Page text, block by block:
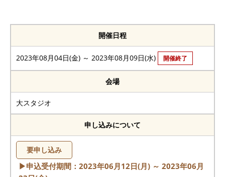
開催日程
2023年08月04日(金) ～ 2023年08月09日(水) 開催終了
会場
大スタジオ
申し込みについて
要申し込み
▶申込受付期間：2023年06月12日(月) ～ 2023年06月